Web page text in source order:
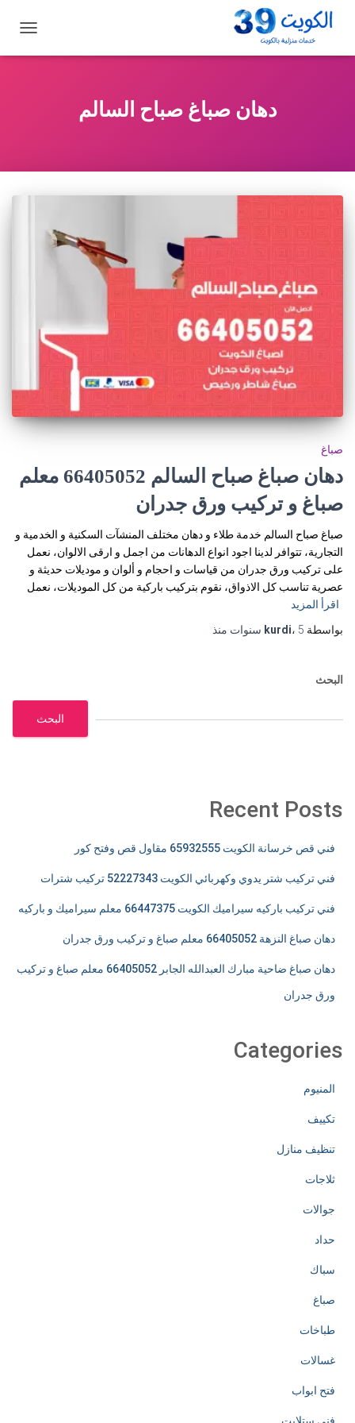
التنقل
دهان صباغ صباح السالم
صباغ
دهان صباغ صباح السالم 66405052 معلم
صباغ و تركيب ورق جدران
صباغ صباح السالم خدمة طلاء و دهان مختلف المنشآت السكنية و الخدمية و
التجارية، تتوافر لدينا اجود انواع الدهانات من اجمل و ارقى الالوان، نعمل
على تركيب ورق جدران من قياسات و احجام و ألوان و موديلات حديثة و
عصرية تناسب كل الاذواق، نقوم بتركيب باركية من كل الموديلات، نعمل
اقرأ المزيد
بواسطة
kurdi، 5 سنوات منذ
البحث
البحث
Recent Posts
فني قص خرسانة الكويت 65932555 مقاول قص وفتح كور
فني تركيب شتر يدوي وكهربائي الكويت 52227343 تركيب شترات
فني تركيب باركيه سيراميك الكويت 66447375 معلم سيراميك و باركيه
دهان صباغ النزهة 66405052 معلم صباغ و تركيب ورق جدران
دهان صباغ ضاحية مبارك العبدالله الجابر 66405052 معلم صباغ و تركيب
ورق جدران
Categories
المنيوم
تكييف
تنظيف منازل
ثلاجات
جوالات
حداد
سباك
صباغ
طباخات
غسالات
فتح ابواب
فني ستلايت